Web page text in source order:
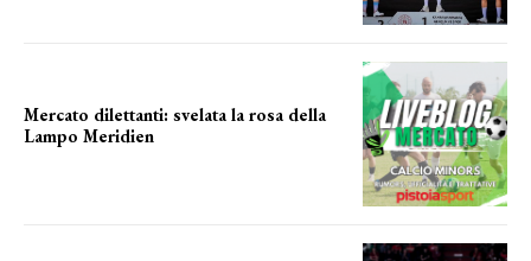
Mercato dilettanti: svelata la rosa della
Lampo Meridien